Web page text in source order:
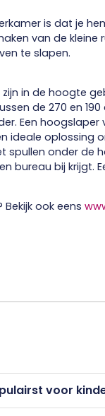
is dat je
van de kleine
te slapen.
in de hoogte
de 270 en
Een
ideale oplossing
onder de
bureau bij krijgt.
Bekijk ook eens
voor